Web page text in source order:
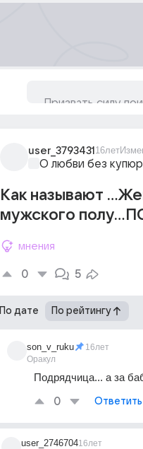
user_3793431 16лет
О любви без купюр
Как называют
мужского
мнения
0 5
По дате По рейтингу
son_v_ruku
Оракул
16лет
Подрядчица... а за
0 Ответить
user_274670416лет